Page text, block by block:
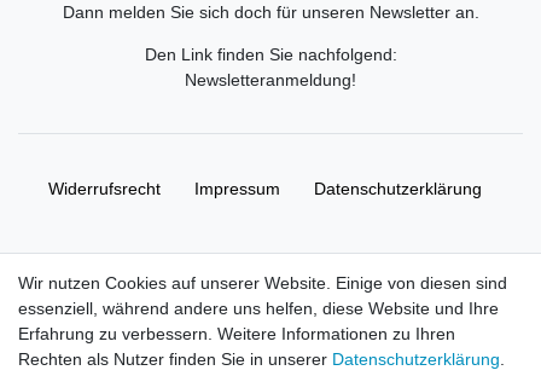
Dann melden Sie sich doch für unseren Newsletter an.
Den Link finden Sie nachfolgend:
Newsletteranmeldung!
Widerrufs­recht Impressum Daten­schutz­erklärung
© Copyright 2026 | Alle Rechte vorbehalten. HL-
Handelsgesellschaft mbH.
Wir nutzen Cookies auf unserer Website. Einige von diesen sind
essenziell, während andere uns helfen, diese Website und Ihre
Erfahrung zu verbessern. Weitere Informationen zu Ihren
Rechten als Nutzer finden Sie in unserer Daten­schutz­erklärung